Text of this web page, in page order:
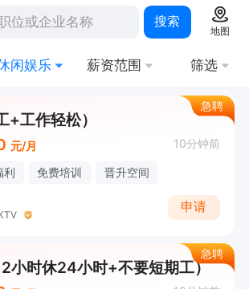
搜索
地图
闲娱乐 薪资范围 筛选
急聘
+工作轻松）
元/月 10分钟前
利 免费培训 晋升空间
申请
急聘
小时休24小时+不要短期工）